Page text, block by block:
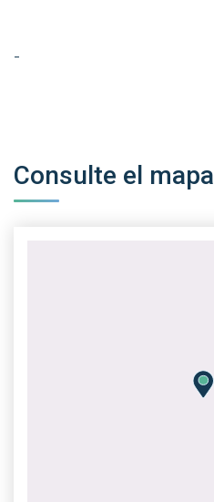
-
Consulte el mapa